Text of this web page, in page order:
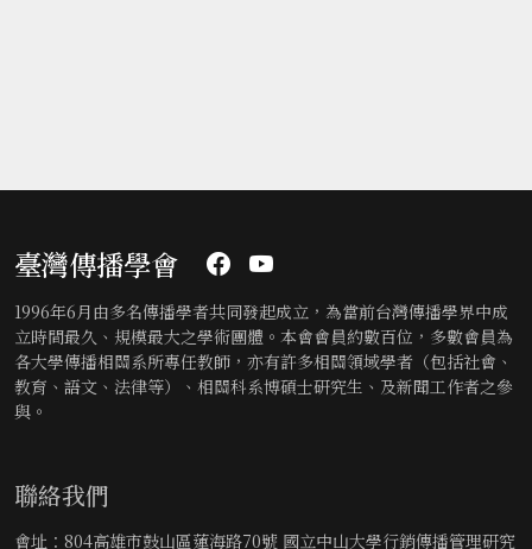
臺灣傳播學會
1996年6月由多名傳播學者共同發起成立，為當前台灣傳播學界中成
立時間最久、規模最大之學術團體。本會會員約數百位，多數會員為
各大學傳播相關系所專任教師，亦有許多相關領域學者（包括社會、
教育、語文、法律等）、相關科系博碩士研究生、及新聞工作者之參
與。
聯絡我們
會址：804高雄市鼓山區蓮海路70號 國立中山大學行銷傳播管理研究